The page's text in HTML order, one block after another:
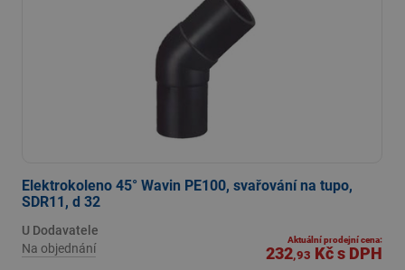
Elektrokoleno 45° Wavin PE100, svařování na tupo,
SDR11, d 32
U Dodavatele
Na objednání
Aktuální prodejní cena:
232,93 Kčs DPH